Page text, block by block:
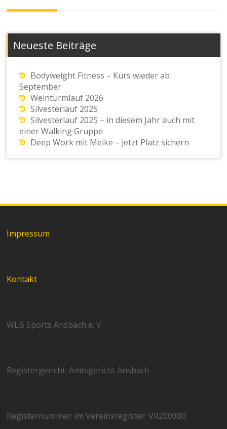
Neueste Beiträge
Bodyweight Fitness – Kurs wieder ab
September
Weinturmlauf 2026
Silvesterlauf 2025
Silvesterlauf 2025 – in diesem Jahr auch mit
einer Walking Gruppe
Deep Work mit Meike – jetzt Platz sichern
Impressum
Kontakt
WLB Sports Ansbach e. V.
Registergericht: Amtsgericht Ansbach
Registernummer: im Vereinsregister: VR200980